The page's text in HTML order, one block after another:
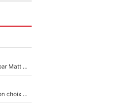
De l'équipe de France à The Voice Kids : Contacté par Matt Pokora, Kylian Mbappé a accepté de jouer un rôle inédit sur TF1 !
La Liga sur beIN Sports c’est terminé, DAZN a fait son choix pour Benjamin Da Silva et Omar Da Fonseca !